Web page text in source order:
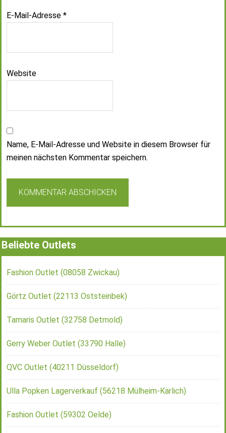
E-Mail-Adresse *
Website
Name, E-Mail-Adresse und Website in diesem Browser für
meinen nächsten Kommentar speichern.
Beliebte Outlets
Fashion Outlet (08058 Zwickau)
Görtz Outlet (22113 Oststeinbek)
Tamaris Outlet (32758 Detmold)
Gerry Weber Outlet (33790 Halle)
QVC Outlet (40211 Düsseldorf)
Ulla Popken Lagerverkauf (56218 Mülheim-Kärlich)
Fashion Outlet (59302 Oelde)